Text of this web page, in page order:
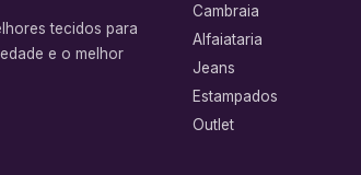
tecidos para
e o melhor
Cambraia
Alfaiataria
Jeans
Estampados
Outlet